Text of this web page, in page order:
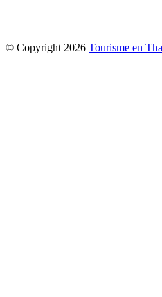
© Copyright 2026 Tourisme en